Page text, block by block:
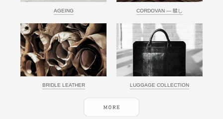
AGEING CORDOVAN ― 鞣し
BRIDLE LEATHER LUGGAGE COLLECTION